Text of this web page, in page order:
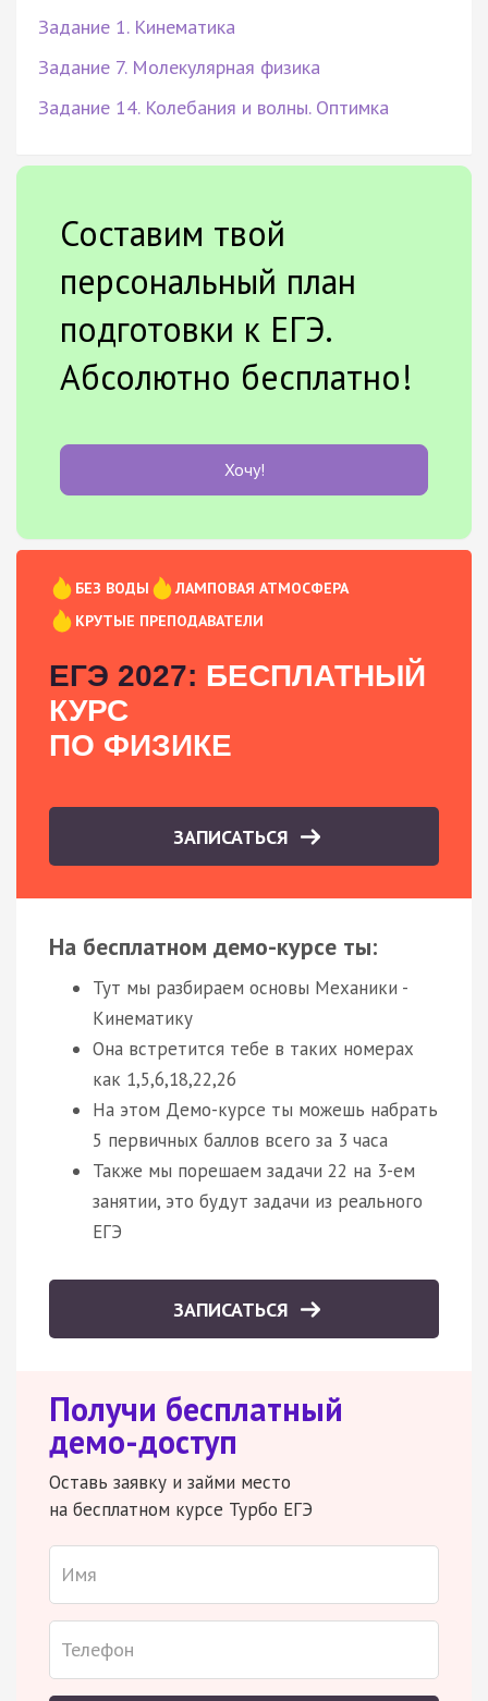
Задание 1. Кинематика
Задание 7. Молекулярная физика
Задание 14. Колебания и волны. Оптимка
Составим твой
персональный план
подготовки к ЕГЭ.
Абсолютно бесплатно!
Хочу!
БЕЗ ВОДЫ
ЛАМПОВАЯ АТМОСФЕРА
КРУТЫЕ ПРЕПОДАВАТЕЛИ
ЕГЭ 2027: БЕСПЛАТНЫЙ
КУРС
ПО ФИЗИКЕ
ЗАПИСАТЬСЯ
На бесплатном демо-курсе ты:
Тут мы разбираем основы Механики -
Кинематику
Она встретится тебе в таких номерах
как 1,5,6,18,22,26
На этом Демо-курсе ты можешь набрать
5 первичных баллов всего за 3 часа
Также мы порешаем задачи 22 на 3-ем
занятии, это будут задачи из реального
ЕГЭ
ЗАПИСАТЬСЯ
Получи бесплатный
демо-доступ
Оставь заявку и займи место
на бесплатном курсе Турбо ЕГЭ